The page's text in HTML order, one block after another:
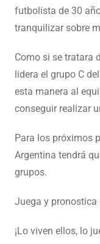
futbolista de 30
tranquilizar sobre
Como si se tratara
lidera el grupo C
esta manera al
conseguir realizar
Para los próximos
Argentina tendrá
grupos.
Juega y
¡Lo viven ellos, lo